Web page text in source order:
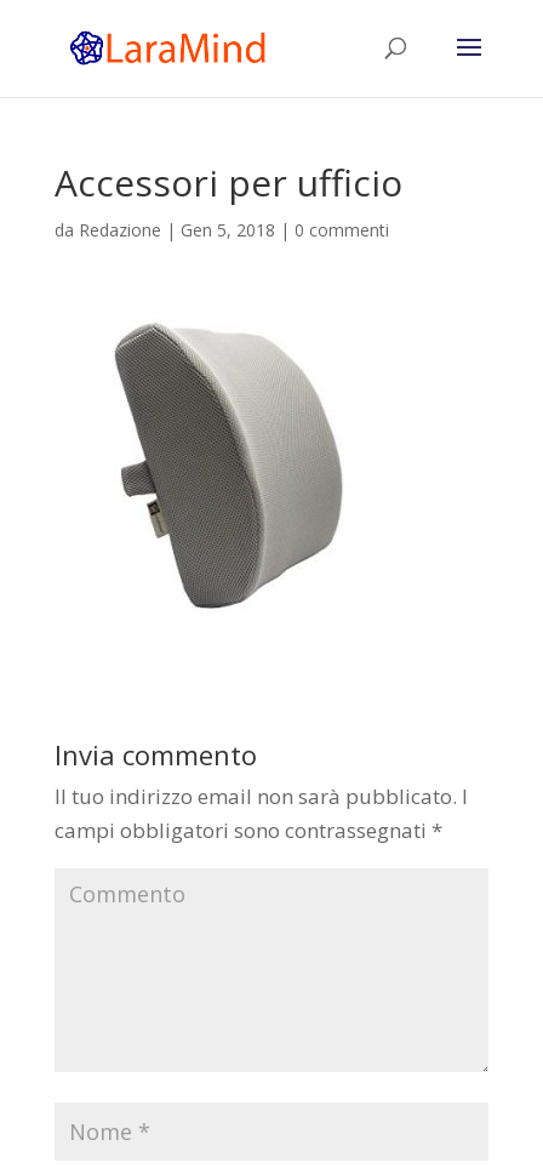
Accessori per ufficio
da Redazione | Gen 5, 2018 | 0 commenti
Invia commento
Il tuo indirizzo email non sarà pubblicato. I
campi obbligatori sono contrassegnati *